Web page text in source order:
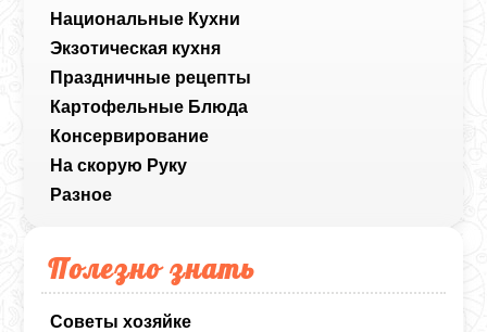
Национальные Кухни
Экзотическая кухня
Праздничные рецепты
Картофельные Блюда
Консервирование
На скорую Руку
Разное
Полезно знать
Советы хозяйке